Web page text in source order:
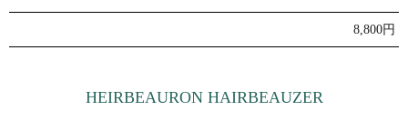
8,800円
HEIRBEAURON HAIRBEAUZER